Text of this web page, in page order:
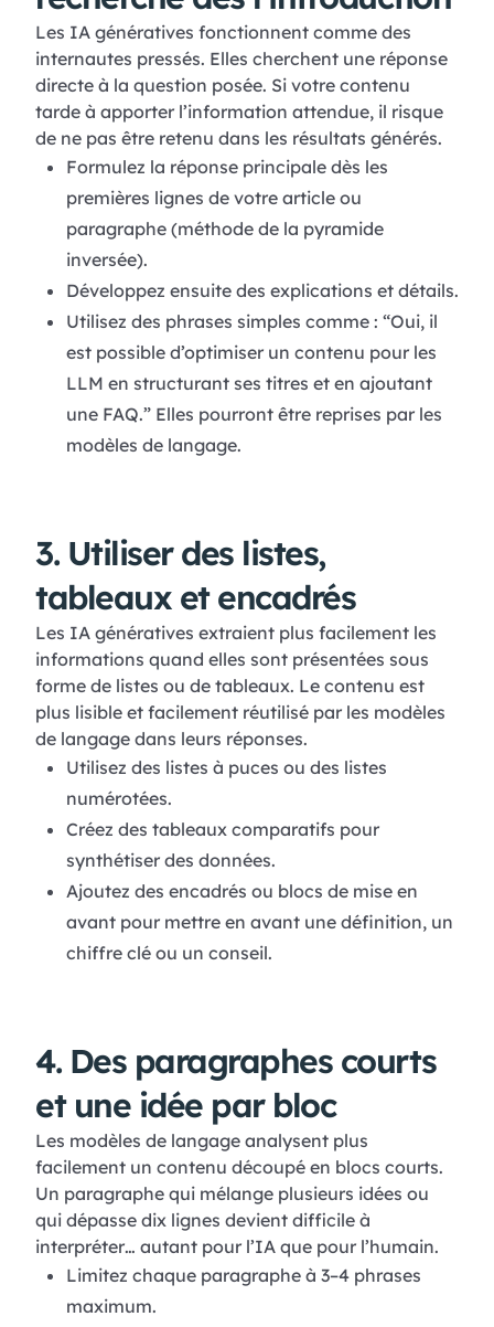
Les IA génératives fonctionnent comme des
internautes pressés. Elles cherchent une réponse
directe à la question posée. Si votre contenu
tarde à apporter l’information attendue, il risque
de ne pas être retenu dans les résultats générés.
Formulez la réponse principale dès les
premières lignes de votre article ou
paragraphe (méthode de la pyramide
inversée).
Développez ensuite des explications et détails.
Utilisez des phrases simples comme : “Oui, il
est possible d’optimiser un contenu pour les
LLM en structurant ses titres et en ajoutant
une FAQ.” Elles pourront être reprises par les
modèles de langage.
3. Utiliser des listes,
tableaux et encadrés
Les IA génératives extraient plus facilement les
informations quand elles sont présentées sous
forme de listes ou de tableaux. Le contenu est
plus lisible et facilement réutilisé par les modèles
de langage dans leurs réponses.
Utilisez des listes à puces ou des listes
numérotées.
Créez des tableaux comparatifs pour
synthétiser des données.
Ajoutez des encadrés ou blocs de mise en
avant pour mettre en avant une définition, un
chiffre clé ou un conseil.
4. Des paragraphes courts
et une idée par bloc
Les modèles de langage analysent plus
facilement un contenu découpé en blocs courts.
Un paragraphe qui mélange plusieurs idées ou
qui dépasse dix lignes devient difficile à
interpréter… autant pour l’IA que pour l’humain.
Limitez chaque paragraphe à 3–4 phrases
maximum.